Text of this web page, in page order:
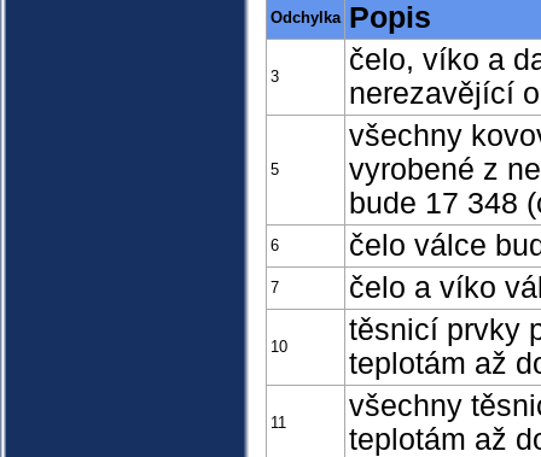
Odchylka Popis
3
čelo, víko a
nerezavějící
5
všechny
vyrobené z
bude 17 348
6 čelo válce
7 čelo a víko
10
těsnicí prvky
teplotám až
11
všechny
teplotám až